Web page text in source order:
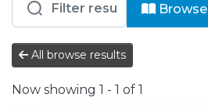
Entities
Browse
All browse results
Now showing 1 - 1 of 1